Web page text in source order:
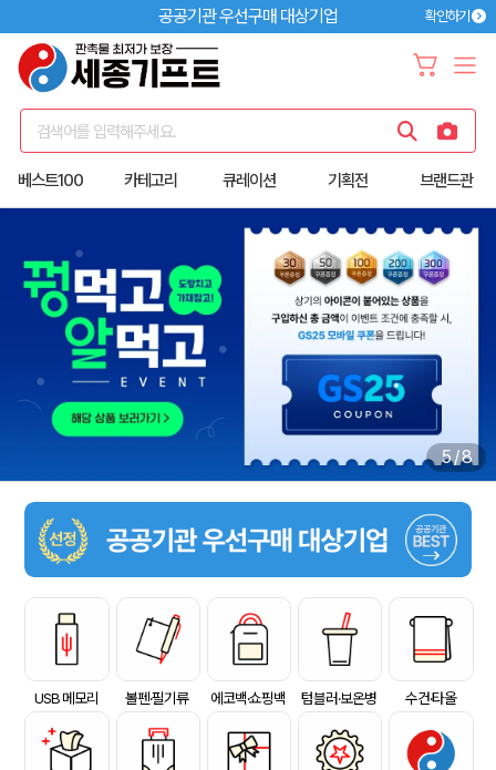
공공기관 우선구매 대상기업 확인하기
검색어를 입력해주세요.
베스트100 카테고리 큐레이션 기획전 브랜드관
6/8
USB 메모리 볼펜·필기류 에코백·쇼핑백 텀블러·보온병 수건·타올